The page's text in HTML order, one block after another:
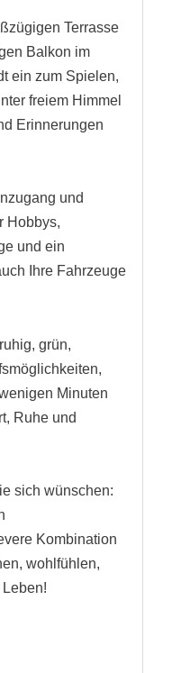
Terrasse
Balkon im
ein zum Spielen,
freiem Himmel
Erinnerungen
und
Hobbys,
und ein
Ihre Fahrzeuge
grün,
Minuten
Ruhe und
sich wünschen:
Kombination
wohlfühlen,